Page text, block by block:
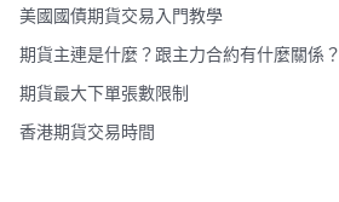
美國國債期貨交易入門教學
期貨主連是什麼？跟主力合約有什麼關係？
期貨最大下單張數限制
香港期貨交易時間